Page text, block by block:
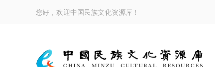
您好，欢迎中国民族文化资源库！